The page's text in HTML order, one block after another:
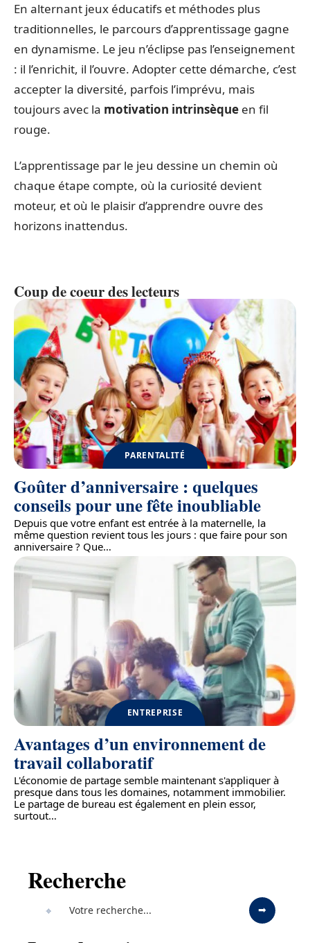
En alternant jeux éducatifs et méthodes plus
traditionnelles, le parcours d’apprentissage gagne
en dynamisme. Le jeu n’éclipse pas l’enseignement
: il l’enrichit, il l’ouvre. Adopter cette démarche, c’est
accepter la diversité, parfois l’imprévu, mais
toujours avec la motivation intrinsèque en fil
rouge.
L’apprentissage par le jeu dessine un chemin où
chaque étape compte, où la curiosité devient
moteur, et où le plaisir d’apprendre ouvre des
horizons inattendus.
Coup de coeur des lecteurs
PARENTALITÉ
Goûter d’anniversaire : quelques
conseils pour une fête inoubliable
Depuis que votre enfant est entrée à la maternelle, la
même question revient tous les jours : que faire pour son
anniversaire ? Que…
ENTREPRISE
Avantages d’un environnement de
travail collaboratif
L'économie de partage semble maintenant s'appliquer à
presque dans tous les domaines, notamment immobilier.
Le partage de bureau est également en plein essor,
surtout…
Recherche